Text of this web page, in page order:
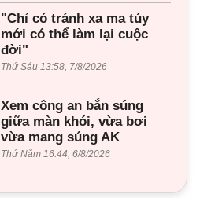
"Chỉ có tránh xa ma túy
mới có thể làm lại cuộc
đời"
Thứ Sáu 13:58, 7/8/2026
Xem công an bắn súng
giữa màn khói, vừa bơi
vừa mang súng AK
Thứ Năm 16:44, 6/8/2026